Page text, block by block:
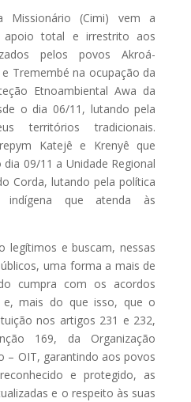
Missionário (Cimi) vem a
apoio total e irrestrito aos
pelos povos Akroá-
Tremembé na ocupação da
Etnoambiental Awa da
o dia 06/11, lutando pela
territórios tradicionais.
Katejê e Krenyê que
09/11 a Unidade Regional
Corda, lutando pela política
indígena que atenda às
legítimos e buscam, nessas
uma forma a mais de
cumpra com os acordos
e, mais do que isso, que o
nos artigos 231 e 232,
169, da Organização
– OIT, garantindo aos povos
e protegido, as
e o respeito às suas